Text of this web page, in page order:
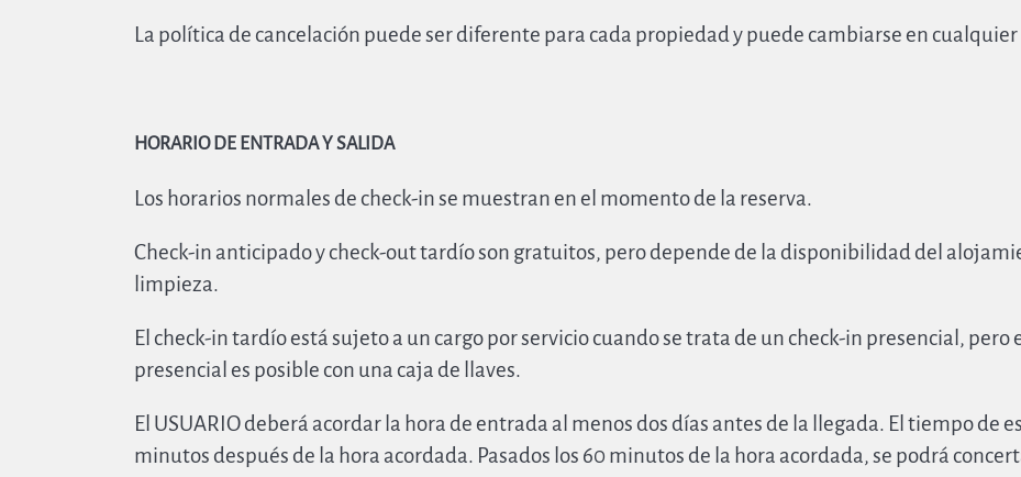
La política de cancelación puede ser diferente para cada propiedad y puede cambiarse en
HORARIO DE ENTRADA Y SALIDA
Los horarios normales de check-in se muestran en el momento de la reserva.
Check-in anticipado y check-out tardío son gratuitos, pero depende de la disponibilidad del
limpieza.
El check-in tardío está sujeto a un cargo por servicio cuando se trata de un check-in presencial,
presencial es posible con una caja de llaves.
El USUARIO deberá acordar la hora de entrada al menos dos días antes de la llegada. El tiempo de
minutos después de la hora acordada. Pasados ​​los 60 minutos de la hora acordada, se podrá